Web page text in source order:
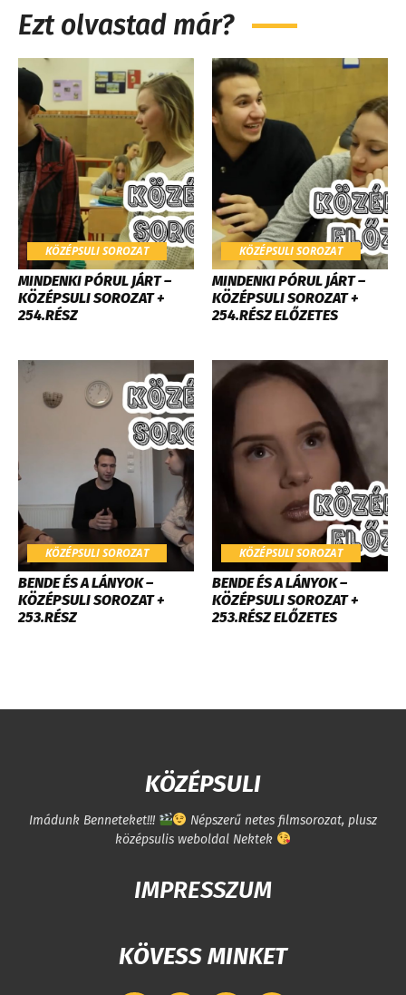
Ezt olvastad már?
KÖZÉPSULI SOROZAT
MINDENKI PÓRUL JÁRT –
KÖZÉPSULI SOROZAT +
254.RÉSZ
KÖZÉPSULI SOROZAT
MINDENKI PÓRUL JÁRT –
KÖZÉPSULI SOROZAT +
254.RÉSZ ELŐZETES
KÖZÉPSULI SOROZAT
BENDE ÉS A LÁNYOK –
KÖZÉPSULI SOROZAT +
253.RÉSZ
KÖZÉPSULI SOROZAT
BENDE ÉS A LÁNYOK –
KÖZÉPSULI SOROZAT +
253.RÉSZ ELŐZETES
KÖZÉPSULI
Imádunk Benneteket!!!
Népszerű netes filmsorozat, plusz
középsulis weboldal Nektek
IMPRESSZUM
KÖVESS MINKET